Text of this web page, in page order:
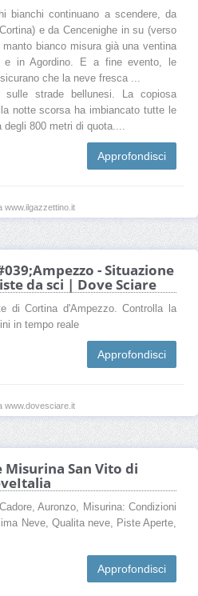
bianchi continuano a scendere, da
e da Cencenighe in su (verso
bianco misura già una ventina
e in Agordino. E a fine evento, le
che la neve fresca ...
strade bellunesi. La copiosa
notte scorsa ha imbiancato tutte le
800 metri di quota....
Approfondisci
www.ilgazzettino.it
- Situazione
da sci | Dove Sciare
di Cortina d'Ampezzo. Controlla la
in tempo reale
Approfondisci
www.dovesciare.it
San Vito di
Auronzo, Misurina: Condizioni
Neve, Qualita neve, Piste Aperte,
Approfondisci